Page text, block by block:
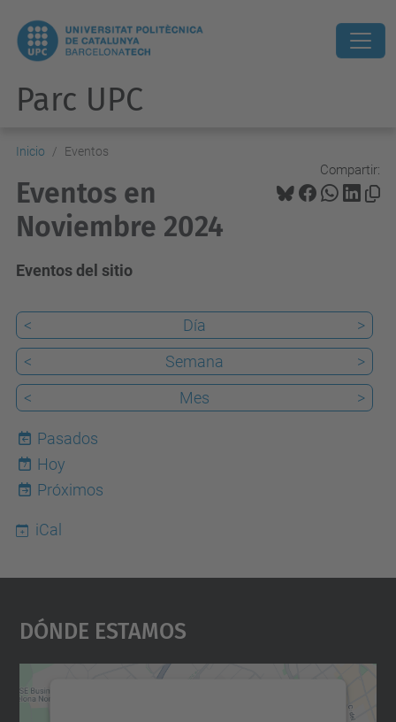
Parc UPC
Inicio Eventos
Compartir:
Eventos en
Noviembre 2024
Eventos del sitio
< Día
>
<
Semana
>
<
Mes >
Pasados
7
Hoy
Próximos
iCal
Dónde Estamos